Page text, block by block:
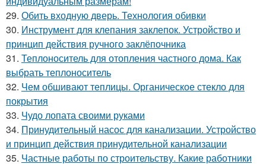
29. Обить входную дверь. Технология обивки
30. Инструмент для клепания заклепок. Устройство и
принцип действия ручного заклёпочника
31. Теплоноситель для отопления частного дома. Как
выбрать теплоноситель
32. Чем обшивают теплицы. Органическое стекло для
покрытия
33. Чудо лопата своими руками
34. Принудительный насос для канализации. Устройство
и принцип действия принудительной канализации
35. Частные работы по строительству. Какие работники